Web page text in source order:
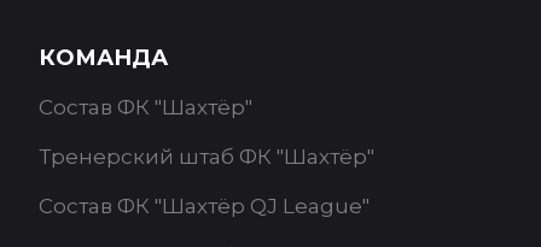
КОМАНДА
Состав ФК "Шахтёр"
Тренерский штаб ФК "Шахтёр"
Состав ФК "Шахтёр QJ League"